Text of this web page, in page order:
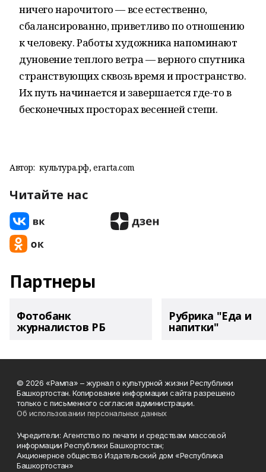
ничего нарочитого — все естественно,
сбалансированно, приветливо по отношению
к человеку. Работы художника напоминают
дуновение теплого ветра — верного спутника
странствующих сквозь время и пространство.
Их путь начинается и завершается где-то в
бесконечных просторах весенней степи.
Автор: культура.рф, erarta.com
Читайте нас
Партнеры
Фотобанк
журналистов РБ
Рубрика "Еда и
напитки"
© 2026 «Рампа» – журнал о культурной жизни Республики
Башкортостан. Копирование информации сайта разрешено
только с письменного согласия администрации.
Об использовании персональных данных
Учредители: Агентство по печати и средствам массовой
информации Республики Башкортостан;
Акционерное общество Издательский дом «Республика
Башкортостан»